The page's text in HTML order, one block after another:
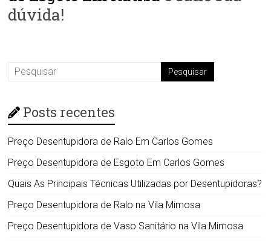
dúvida!
Posts recentes
Preço Desentupidora de Ralo Em Carlos Gomes
Preço Desentupidora de Esgoto Em Carlos Gomes
Quais As Principais Técnicas Utilizadas por Desentupidoras?
Preço Desentupidora de Ralo na Vila Mimosa
Preço Desentupidora de Vaso Sanitário na Vila Mimosa